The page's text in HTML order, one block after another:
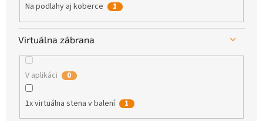
Na podlahy aj koberce 1
Virtuálna zábrana
V aplikáci 0
1x virtuálna stena v balení 1